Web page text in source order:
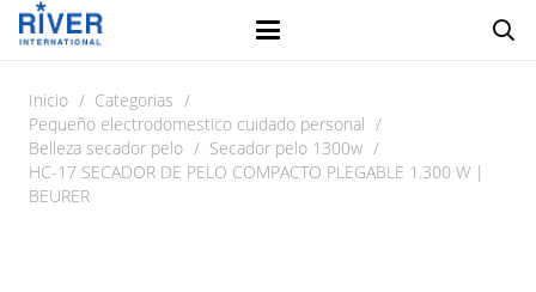
Inicio / Categorias /
Pequeño electrodomestico cuidado personal /
Belleza secador pelo / Secador pelo 1300w /
HC-17 SECADOR DE PELO COMPACTO PLEGABLE 1.300 W |
BEURER